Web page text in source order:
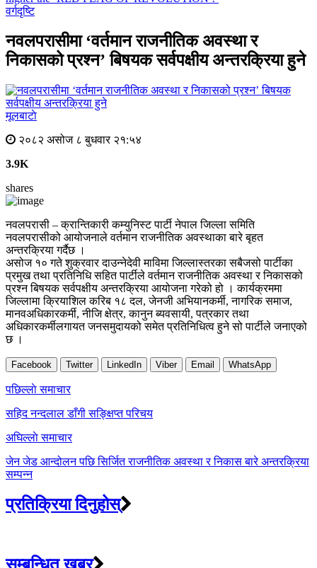
वर्गदृष्टि
नवलपरासीमा ‘वर्तमान राजनीतिक अवस्था र
निकासको प्रश्न’ बिषयक सर्वपक्षीय अन्तरक्रिया हुने
मूलबाटाे
२०८२ असोज ८ बुधवार २१:५४
3.9K
shares
नवलपरासी – क्रान्तिकारी कम्युनिस्ट पार्टी नेपाल जिल्ला समिति
नवलपरासीको आयोजनाले वर्तमान राजनीतिक अवस्थाका बारे बृहत
अन्तरक्रिया गर्दैछ ।
असोज १० गते शुक्रवार दाउन्नेदेवी माविमा जिल्लास्तरका सबैजसो पार्टीका
प्रमुख तथा प्रतिनिधि सहित पार्टीले वर्तमान राजनीतिक अवस्था र निकासको
प्रश्न बिषयक सर्वपक्षीय अन्तरक्रिया आयोजना गरेको हो । कार्यक्रममा
जिल्लामा क्रियाशिल करिब १८ दल, जेनजी अभियानकर्मी, नागरिक समाज,
मानवअधिकारकर्मी, नीजि क्षेत्र, कानुन ब्यवसायी, पत्रकार तथा
अधिकारकर्मीलगायत जनसमुदायको समेत प्रतिनिधित्व हुने सो पार्टीले जनाएको
छ ।
Facebook Twitter LinkedIn Viber Email WhatsApp
Post
navigation
पछिल्लाे समाचार
सहिद नन्दलाल डाँगी सङ्क्षिप्त परिचय
अघिल्लाे समाचार
जेन जेड आन्दोलन पछि सिर्जित राजनीतिक अवस्था र निकास बारे अन्तरक्रिया
सम्पन्न
प्रतिक्रिया दिनुहोस्